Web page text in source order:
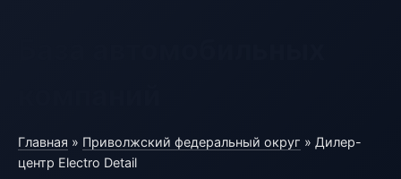
Главная » Приволжский федеральный округ » Дилер-
центр Electro Detail